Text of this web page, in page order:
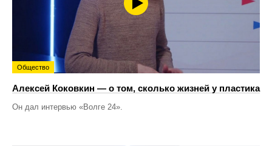
Общество
Алексей Коковкин — о том, сколько жизней у пластика
Он дал интервью «Волге 24».